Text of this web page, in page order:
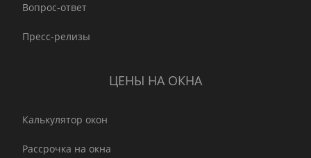
Вопрос-ответ
Пресс-релизы
ЦЕНЫ НА ОКНА
Калькулятор окон
Рассрочка на окна